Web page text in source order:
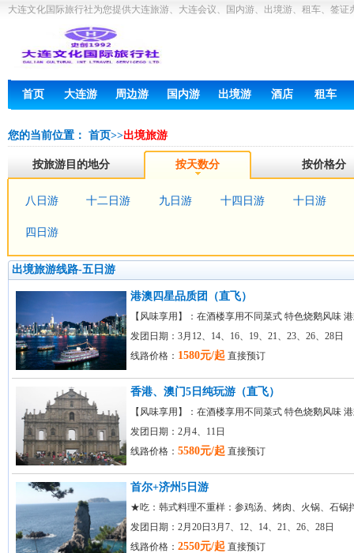
大连文化国际旅行社为您提供大连旅游、大连会议、国内游、出境游、租车、签证
首页 大连游 周边游 国内游 出境游 酒店 租车
您的当前位置： 首页>>出境旅游
按旅游目的地分 按天数分 按价格分
八日游 十二日游 九日游 十四日游 十日游
四日游
出境旅游线路-五日游
港澳四星品质团（直飞）
【风味享用】：在酒楼享用不同菜式 特色烧鹅风味
发团日期：3月12、14、16、19、21、23、26、28日
线路价格： 1580元/起 直接预订
香港、澳门5日纯玩游（直飞）
【风味享用】：在酒楼享用不同菜式 特色烧鹅风味
发团日期：2月4、11日
线路价格： 5580元/起 直接预订
首尔+济州5日游
★吃：韩式料理不重样：参鸡汤、烤肉、火锅、石
发团日期：2月20日3月7、12、14、21、26、28日
线路价格： 2550元/起 直接预订